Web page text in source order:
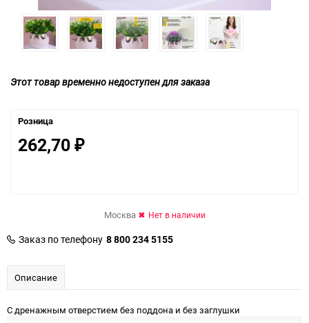
Этот товар временно недоступен для заказа
Розница
262,70 ₽
Москва Нет в наличии
Заказ по телефону 8 800 234 5155
Описание
С дренажным отверстием без поддона и без заглушки